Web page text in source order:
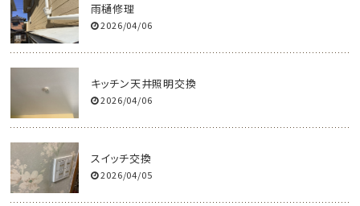
雨樋修理
2026/04/06
キッチン天井照明交換
2026/04/06
スイッチ交換
2026/04/05